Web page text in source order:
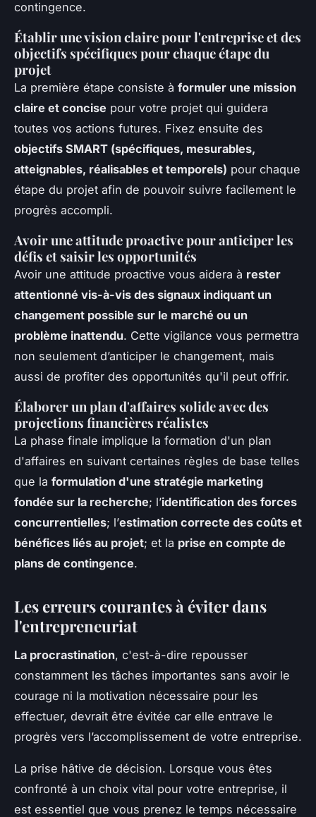
contingence.
Établir une vision claire pour l'entreprise et des
objectifs spécifiques pour chaque étape du
projet
La première étape consiste à formuler une mission
claire et concise pour votre projet qui guidera
toutes vos actions futures. Fixez ensuite des
objectifs SMART (spécifiques, mesurables,
atteignables, réalisables et temporels) pour chaque
étape du projet afin de pouvoir suivre facilement le
progrès accompli.
Avoir une attitude proactive pour anticiper les
défis et saisir les opportunités
Avoir une attitude proactive vous aidera à rester
attentionné vis-à-vis des signaux indiquant un
changement possible sur le marché ou un
problème inattendu. Cette vigilance vous permettra
non seulement d’anticiper le changement, mais
aussi de profiter des opportunités qu'il peut offrir.
Élaborer un plan d'affaires solide avec des
projections financières réalistes
La phase finale implique la formation d'un plan
d'affaires en suivant certaines règles de base telles
que la formulation d'une stratégie marketing
fondée sur la recherche; l’identification des forces
concurrentielles; l’estimation correcte des coûts et
bénéfices liés au projet; et la prise en compte de
plans de contingence.
Les erreurs courantes à éviter dans
l'entrepreneuriat
La procrastination, c'est-à-dire repousser
constamment les tâches importantes sans avoir le
courage ni la motivation nécessaire pour les
effectuer, devrait être évitée car elle entrave le
progrès vers l’accomplissement de votre entreprise.
La prise hâtive de décision. Lorsque vous êtes
confronté à un choix vital pour votre entreprise, il
est essentiel que vous prenez le temps nécessaire